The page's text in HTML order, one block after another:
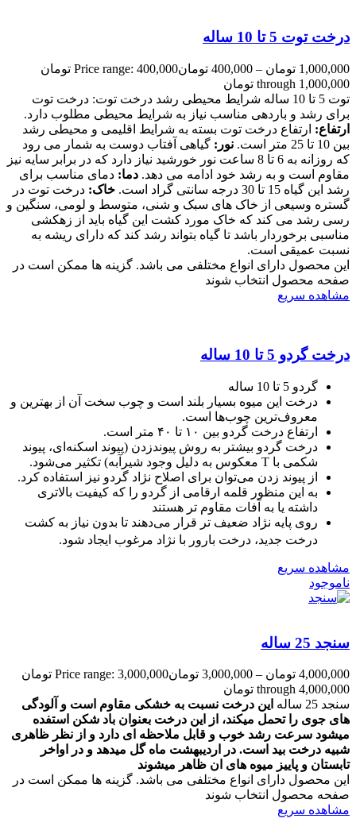
درخت توت 5 تا 10 ساله
1,000,000 تومان –
400,000 تومان
Price range: 400,000 تومان
through 1,000,000 تومان
توت 5 تا 10 ساله شرایط محیطی رشد درخت توت: درخت توت
برای رشد و باردهی مناسب نیاز به شرایط محیطی مطلوب دارد.
ارتفاع: ارتفاع درخت توت بسته به شرایط اقلیمی و محیطی رشد
بین 10 تا 25 متر است.
نور: گیاهی آفتاب دوست به شمار می رود
که روزانه به 6 تا 8 ساعت نور خورشید نیاز دارد که در برابر سایه نیز
مقاوم است و به رشد خود ادامه می دهد. دما: دمای مناسب برای
رشد این گیاه 15 تا 30 درجه سانتی گراد است.
خاک: درخت توت در
گستره وسیعی از خاک های سبک و شنی، متوسط و لومی، سنگین و
رسی رشد می کند که خاک مورد کشت این گیاه باید از زهکشی
مناسبی برخوردار باشد تا گیاه بتواند رشد کند که دارای ریشه به
نسبت عمیقی است.
این محصول دارای انواع مختلفی می باشد. گزینه ها ممکن است در
صفحه محصول انتخاب شوند
مشاهده سریع
درخت گردو 5 تا 10 ساله
گردو 5 تا 10 ساله
درخت این میوه بسیار بلند است و چوب سخت آن از بهترین و
معروف‌ترین چوب‌ها است.
ارتفاع درخت گردو بین ۱۰ تا ۴۰ متر است.
درخت گردو بیشتر به روش پیوندزدن (پیوند اسکنه‌ای، پیوند
شکمی با T معکوس به دلیل وجود شیرآبه) تکثیر می‌شود.
از پیوند زدن می‌توان برای اصلاح نژاد گردو نیز استفاده کرد.
به این منظور قلمه ارقامی از گردو را که کیفیت بالاتری
داشته یا به آفات مقاوم تر هستند
روی پایه نژاد ضعیف تر قرار می‌دهند تا بدون نیاز به کشت
درخت جدید، درخت بارور با نژاد مرغوب ایجاد شود.
مشاهده سریع
ناموجود
سنجد 25 ساله
4,000,000 تومان –
3,000,000 تومان
Price range: 3,000,000 تومان
through 4,000,000 تومان
سنجد 25 ساله
این درخت نسبت به خشکی مقاوم است و آلودگی
های جوی را تحمل میکند، از این درخت بعنوان باد شکن استفده
میشود سرعت رشد خوب و قابل ملاحظه ای دارد و از نظر ظاهری
شبیه درخت بید است. در اردیبهشت ماه گل میدهد و در اواخر
تابستان و پاییز میوه های ان ظاهر میشوند
این محصول دارای انواع مختلفی می باشد. گزینه ها ممکن است در
صفحه محصول انتخاب شوند
مشاهده سریع